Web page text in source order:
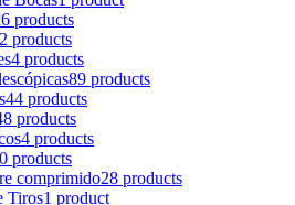
products
2 products
4 products
89 products
44 products
products
4 products
products
comprimido28 products
Tiros1 product